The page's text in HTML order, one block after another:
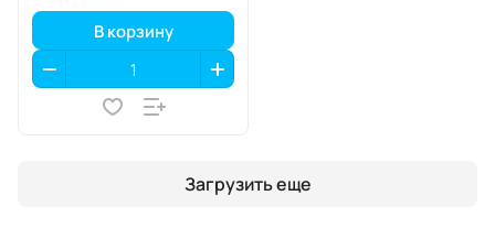
В корзину
Загрузить еще